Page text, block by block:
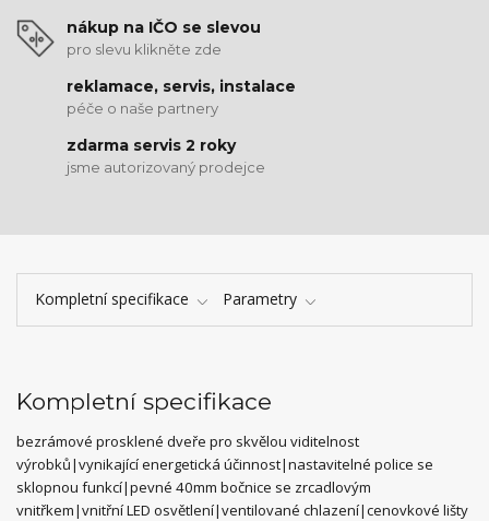
nákup na IČO se slevou
pro slevu klikněte zde
reklamace, servis, instalace
péče o naše partnery
zdarma servis 2 roky
jsme autorizovaný prodejce
Kompletní specifikace Parametry
Kompletní specifikace
bezrámové prosklené dveře pro skvělou viditelnost
výrobků|vynikající energetická účinnost|nastavitelné police se
sklopnou funkcí|pevné 40mm bočnice se zrcadlovým
vnitřkem|vnitřní LED osvětlení|ventilované chlazení|cenovkové lišty